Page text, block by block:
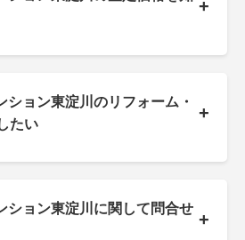
+
ション東淀川のリフォーム・
たい
+
ション東淀川に関して問合せ
+